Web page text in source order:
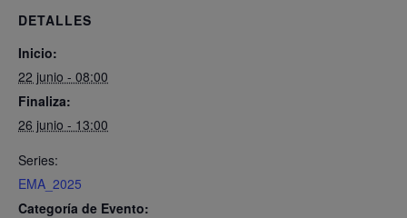
DETALLES
Inicio:
22 junio - 08:00
Finaliza:
26 junio - 13:00
Series:
EMA_2025
Categoría de Evento: